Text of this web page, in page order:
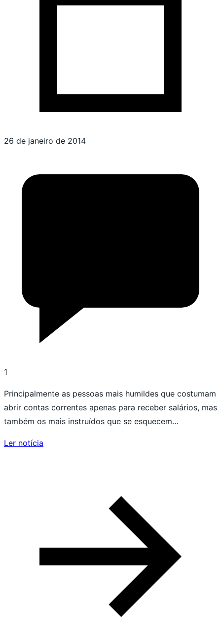
26 de janeiro de 2014
1
Principalmente as pessoas mais humildes que costumam
abrir contas correntes apenas para receber salários, mas
também os mais instruídos que se esquecem…
Ler notícia